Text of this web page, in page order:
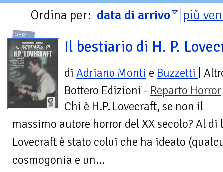
Ordina per: data di arrivo più
LIBRI
Il bestiario di H. P.
di Adriano Monti e Buzzetti
|
Bottero Edizioni - Reparto Horror
Chi è H.P. Lovecraft, se non il
massimo autore horror del XX secolo? Al
Lovecraft è stato colui che ha ideato
cosmogonia e un...